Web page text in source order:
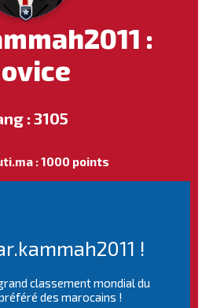
:
: 3105
: 1000 points
!
classement mondial du
des marocains !